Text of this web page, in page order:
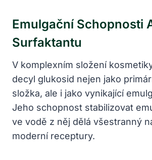
Emulgační Schopnosti
Surfaktantu
V komplexním složení
decyl glukosid nejen jako
složka, ale i jako vynikající
Jeho schopnost stabilizovat
ve vodě z něj dělá všestranný
moderní receptury.